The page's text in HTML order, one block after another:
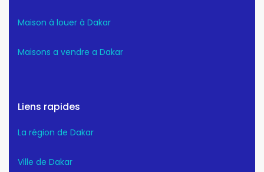
Maison à louer à Dakar
Maisons a vendre a Dakar
Liens rapides
La région de Dakar
Ville de Dakar